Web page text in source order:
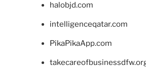
halobjd.com
intelligenceqatar.com
PikaPikaApp.com